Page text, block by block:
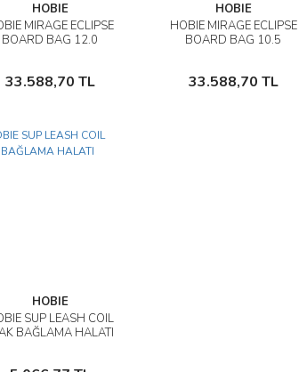
HOBIE
MIRAGE ECLIPSE
BOARD BAG 12.0
33.588,70 TL
İncele
Sepete Ekle
HOBIE
HOBIE MIRAGE ECLIPSE
BOARD BAG 10.5
33.588,70 TL
İncele
Sepete Ekle
HOBIE
SUP LEASH COIL
BAĞLAMA HALATI
İncele
Sepete Ekle